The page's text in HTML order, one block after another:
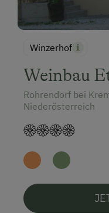
Winzerhof
Weinbau
Rohrendorf bei
Niederösterreich